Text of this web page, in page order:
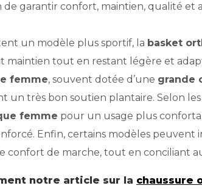
garantir confort, maintien, qualité
un modèle plus sportif, la basket
maintien tout en restant légère et
femme, souvent dotée d’une grande
un très bon soutien plantaire. Selon
femme pour un usage plus
Enfin, certains modèles peuvent
confort de marche, tout en conciliant
notre article sur la chaussure